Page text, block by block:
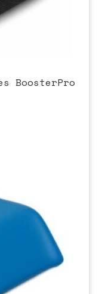
BoosterPro